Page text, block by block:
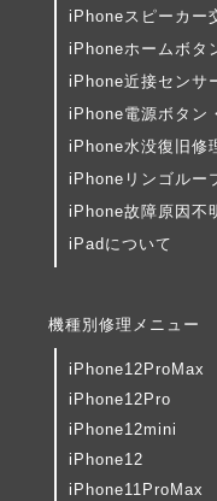
iPhoneスピーカー
iPhoneホームボタ
iPhone近接センサ
iPhone電源ボタン
iPhone水没復旧修
iPhoneリンゴルー
iPhone故障原因不
iPadについて
機種別修理メニュー
iPhone12ProMax
iPhone12Pro
iPhone12mini
iPhone12
iPhone11ProMax